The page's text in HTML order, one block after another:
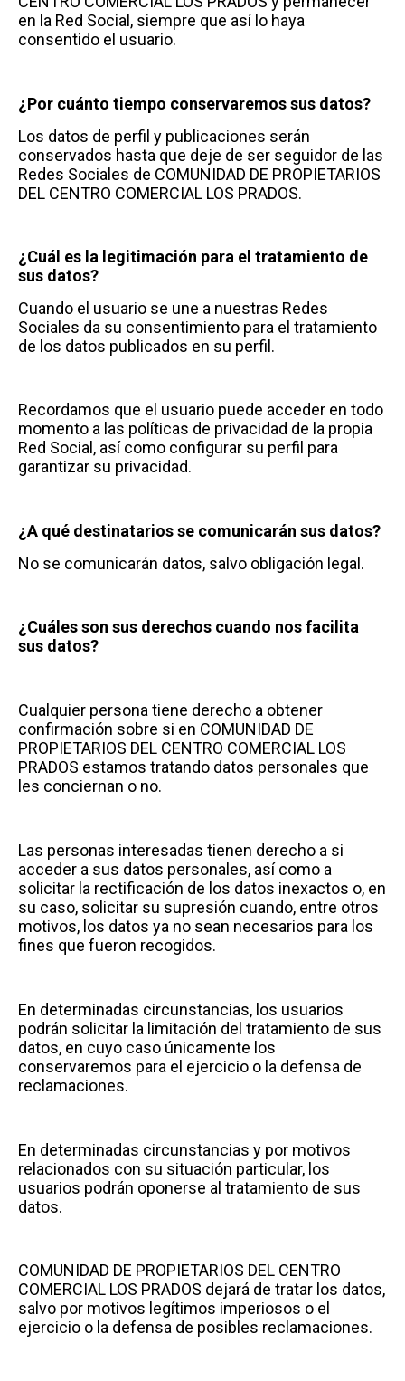
en la Red Social, siempre que así lo haya
consentido el usuario.
¿Por cuánto tiempo conservaremos sus datos?
Los datos de perfil y publicaciones serán
conservados hasta que deje de ser seguidor de las
Redes Sociales de COMUNIDAD DE PROPIETARIOS
DEL CENTRO COMERCIAL LOS PRADOS.
¿Cuál es la legitimación para el tratamiento de
sus datos?
Cuando el usuario se une a nuestras Redes
Sociales da su consentimiento para el tratamiento
de los datos publicados en su perfil.
Recordamos que el usuario puede acceder en todo
momento a las políticas de privacidad de la propia
Red Social, así como configurar su perfil para
garantizar su privacidad.
¿A qué destinatarios se comunicarán sus datos?
No se comunicarán datos, salvo obligación legal.
¿Cuáles son sus derechos cuando nos facilita
sus datos?
Cualquier persona tiene derecho a obtener
confirmación sobre si en COMUNIDAD DE
PROPIETARIOS DEL CENTRO COMERCIAL LOS
PRADOS estamos tratando datos personales que
les conciernan o no.
Las personas interesadas tienen derecho a si
acceder a sus datos personales, así como a
solicitar la rectificación de los datos inexactos o, en
su caso, solicitar su supresión cuando, entre otros
motivos, los datos ya no sean necesarios para los
fines que fueron recogidos.
En determinadas circunstancias, los usuarios
podrán solicitar la limitación del tratamiento de sus
datos, en cuyo caso únicamente los
conservaremos para el ejercicio o la defensa de
reclamaciones.
En determinadas circunstancias y por motivos
relacionados con su situación particular, los
usuarios podrán oponerse al tratamiento de sus
datos.
COMUNIDAD DE PROPIETARIOS DEL CENTRO
COMERCIAL LOS PRADOS dejará de tratar los datos,
salvo por motivos legítimos imperiosos o el
ejercicio o la defensa de posibles reclamaciones.